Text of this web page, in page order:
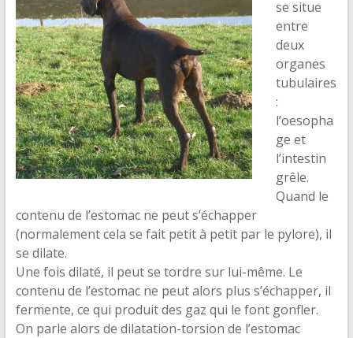
se situe
entre
deux
organes
tubulaires
:
l’oesopha
ge et
l’intestin
grêle.
Quand le
contenu de l’estomac ne peut s’échapper
(normalement cela se fait petit à petit par le pylore), il
se dilate.
Une fois dilaté, il peut se tordre sur lui-même. Le
contenu de l’estomac ne peut alors plus s’échapper, il
fermente, ce qui produit des gaz qui le font gonfler.
On parle alors de dilatation-torsion de l’estomac